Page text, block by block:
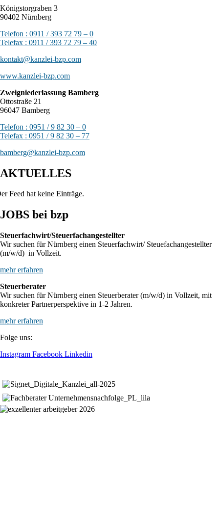
Königstorgraben 3
90402 Nürnberg
Telefon : 0911 / 393 72 79 – 0
Telefax : 0911 / 393 72 79 – 40
kontakt@kanzlei-bzp.com
www.kanzlei-bzp.com
Zweigniederlassung Bamberg
Ottostraße 21
96047 Bamberg
Telefon : 0951 / 9 82 30 – 0
Telefax : 0951 / 9 82 30 – 77
bamberg@kanzlei-bzp.com
AKTUELLES
Feed hat keine Einträge.
JOBS bei bzp
Steuerfachwirt/Steuerfachangestellter
Wir suchen für Nürnberg einen Steuerfachwirt/ Steuefachangestellter
(m/w/d) in Vollzeit.
mehr erfahren
Steuerberater
Wir suchen für Nürnberg einen Steuerberater (m/w/d) in Vollzeit, mit
konkreter Partnerperspektive in 1-2 Jahren.
mehr erfahren
Folge uns:
Instagram Facebook Linkedin